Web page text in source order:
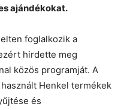
ajándékokat.
foglalkozik a
hirdette meg
közös programját. A
Henkel termékek
és
Mr wAIste